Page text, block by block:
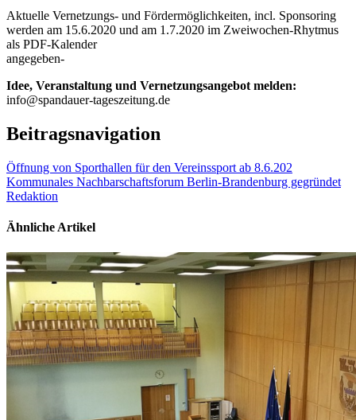
Aktuelle Vernetzungs- und Fördermöglichkeiten, incl. Sponsoring
werden am 15.6.2020 und am 1.7.2020 im Zweiwochen-Rhytmus
als PDF-Kalender
angegeben-
Idee, Veranstaltung und Vernetzungsangebot melden:
info@spandauer-tageszeitung.de
Beitragsnavigation
Öffnung von Sporthallen für den Vereinssport ab 8.6.202
Kommunales Nachbarschaftsforum Berlin-Brandenburg gegründet
Redaktion
Ähnliche Artikel